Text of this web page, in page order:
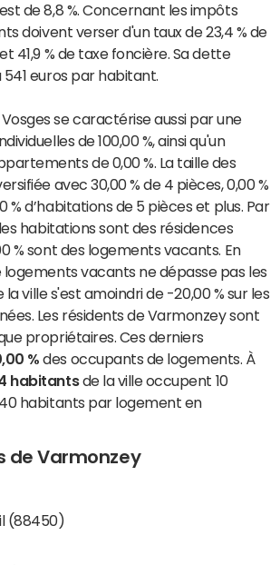
de 8,8 %. Concernant les impôts
doivent verser d'un taux de 23,4 % de
41,9 % de taxe foncière. Sa dette
541 euros par habitant.
se caractérise aussi par une
de 100,00 %, ainsi qu'un
de 0,00 %. La taille des
avec 30,00 % de 4 pièces, 0,00 %
% d’habitations de 5 pièces et plus. Par
habitations sont des résidences
% sont des logements vacants. En
logements vacants ne dépasse pas les
la ville s'est amoindri de -20,00 % sur les
Les résidents de Varmonzey sont
propriétaires. Ces derniers
% des occupants de logements. À
habitantsde la ville occupent 10
habitants par logement en
de Varmonzey
(88450)